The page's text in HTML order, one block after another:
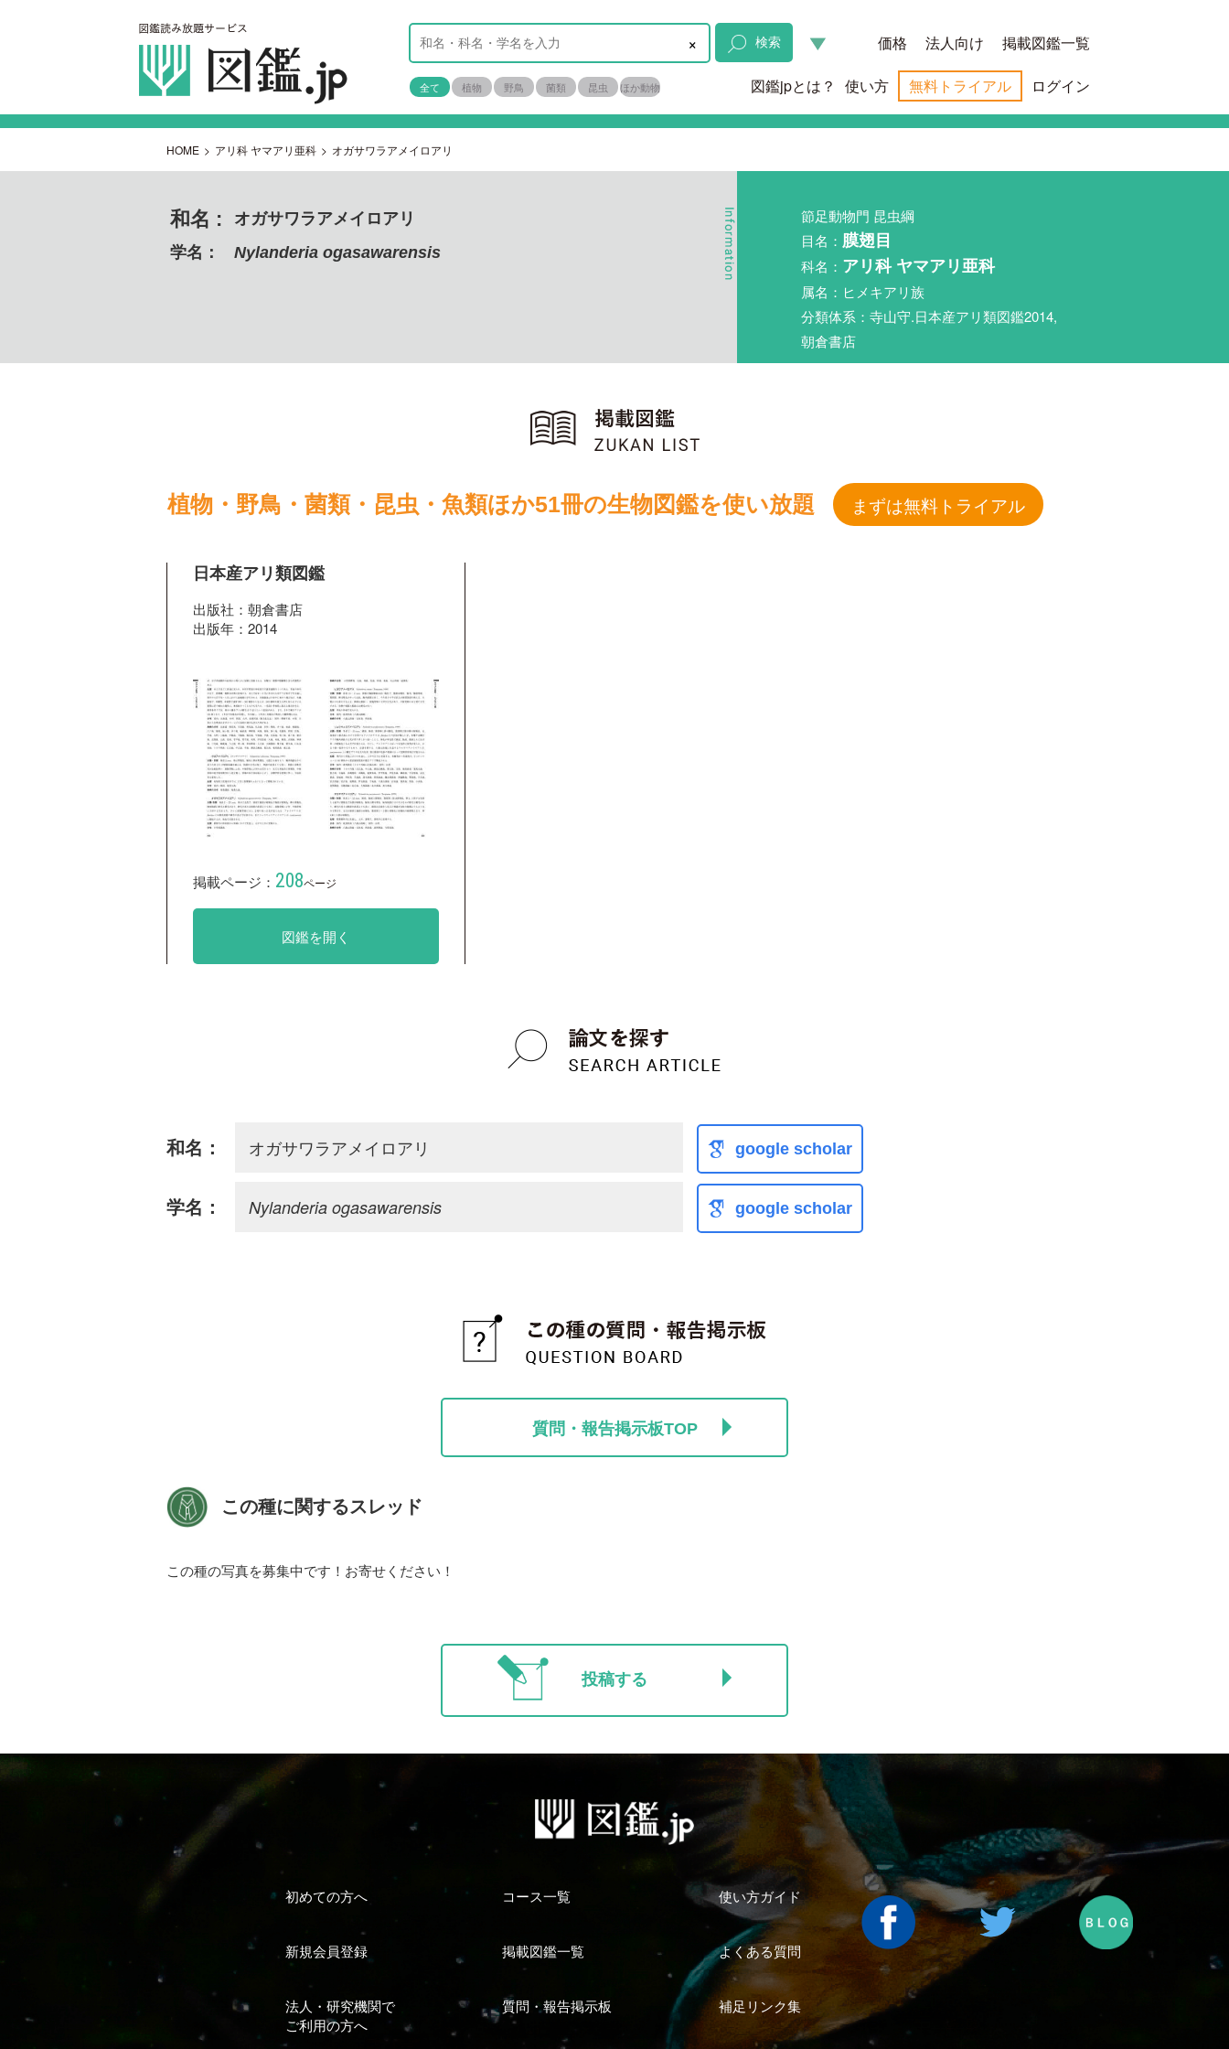
× 検索
全て 植物 野鳥 菌類 昆虫 ほか動物
価格 法人向け 掲載図鑑一覧
図鑑jpとは？ 使い方 無料トライアル ログイン
HOME > アリ科 ヤマアリ亜科 > オガサワラアメイロアリ
和名 :
オガサワラアメイロアリ
学名：
Nylanderia ogasawarensis
節足動物門 昆虫綱
目名： 膜翅目
科名： アリ科 ヤマアリ亜科
属名：ヒメキアリ族
分類体系：寺山守.日本産アリ類図鑑2014,
朝倉書店
植物・野鳥・菌類・昆虫・魚類ほか51冊の生物図鑑を使い放題 まずは無料トライアル
日本産アリ類図鑑
出版社：朝倉書店
出版年：2014
掲載ページ： 208ページ
図鑑を開く
和名： オガサワラアメイロアリ google scholar
学名： Nylanderia ogasawarensis google scholar
質問・報告掲示板TOP
この種に関するスレッド
この種の写真を募集中です！お寄せください！
投稿する
初めての方へ コース一覧 使い方ガイド
新規会員登録 掲載図鑑一覧 よくある質問
法人・研究機関で
ご利用の方へ
質問・報告掲示板 補足リンク集